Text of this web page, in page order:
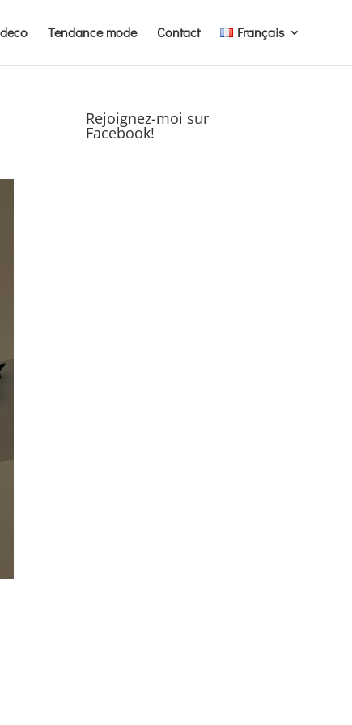
Tendance mode Contact Français
Rejoignez-moi sur
Facebook!